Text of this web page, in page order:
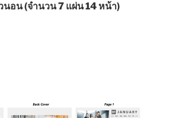
อน (จำนวน 7 แผ่น 14 หน้า)